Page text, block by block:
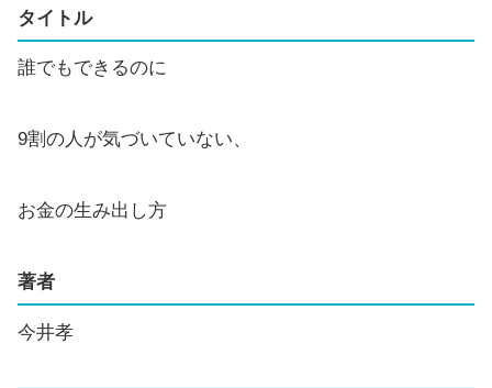
タイトル
誰でもできるのに
9割の人が気づいていない、
お金の生み出し方
著者
今井孝